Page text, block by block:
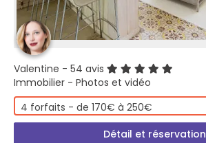
Valentine - 54 avis
Immobilier - Photos et vidéo
4 forfaits - de 170€ à 250€
Détail et réservation